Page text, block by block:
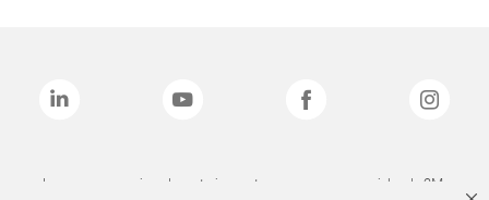
Las marcas mencionadas anteriormente son marcas comerciales de 3M.